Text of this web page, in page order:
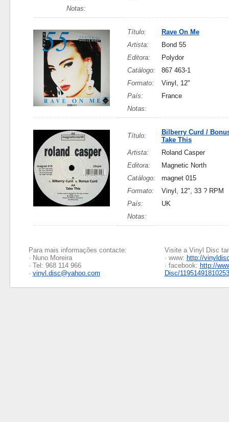
Notas:
Título:
Rave On Me
Artista:
Bond 55
Editora:
Polydor
Catálogo:
867 463-1
Formato:
Vinyl, 12"
País:
France
Notas:
Título:
Bilberry Curd /
Take This
Artista:
Roland Casper
Editora:
Magnetic North
Catálogo:
magnet 015
Formato:
Vinyl, 12", 33 ? RPM
País:
UK
Notas:
Para mais informações contacte:
· Nuno Moreira
· Tel: 968 114 966
· vinyl.disc@yahoo.com
Visite a Vinyl Disc
· www: http://
· facebook: http://
Disc/